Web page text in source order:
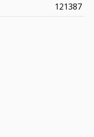
121387